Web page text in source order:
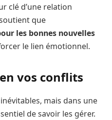
clé d’une relation
que
les bonnes nouvelles
le lien émotionnel.
vos conflits
mais dans une
de savoir les gérer.